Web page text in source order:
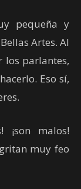
pequeña y
Artes. Al
los parlantes,
Eso sí,
¡son malos!
muy feo